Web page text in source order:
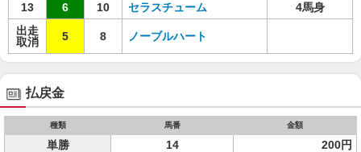
13
6 10 セラスチューム
4馬身
出走
取消
5 8 ノーブルハート
払戻金
種類 馬番 金額
単勝 14 200円